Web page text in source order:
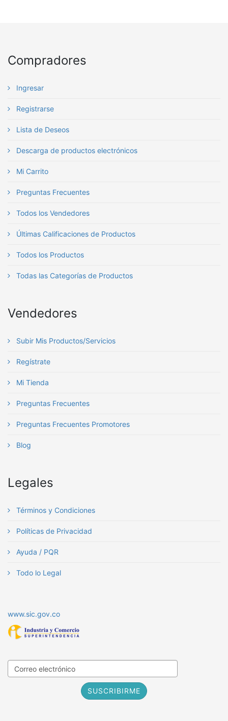
Compradores
Ingresar
Registrarse
Lista de Deseos
Descarga de productos electrónicos
Mi Carrito
Preguntas Frecuentes
Todos los Vendedores
Últimas Calificaciones de Productos
Todos los Productos
Todas las Categorías de Productos
Vendedores
Subir Mis Productos/Servicios
Regístrate
Mi Tienda
Preguntas Frecuentes
Preguntas Frecuentes Promotores
Blog
Legales
Términos y Condiciones
Políticas de Privacidad
Ayuda / PQR
Todo lo Legal
www.sic.gov.co